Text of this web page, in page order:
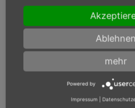
Bei Eingangsdruck 6 bar
Max. Leistung
Ablehnen
mehr
Powered by
Impressum